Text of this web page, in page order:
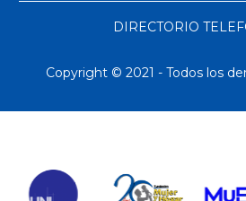
DIRECTORIO
Copyright © 2021 - Todos los